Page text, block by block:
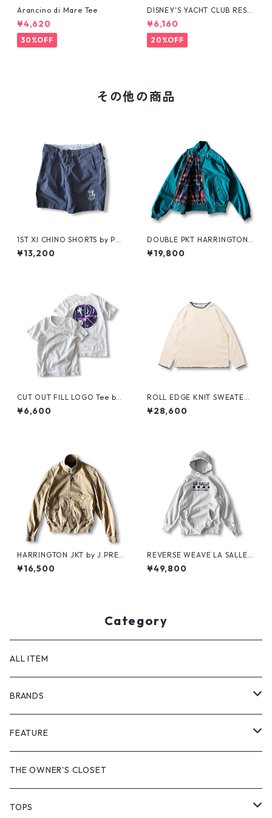
Arancino di Mare Tee
¥4,620
30%OFF
DISNEY'S YACHT CLUB RESO
RT Tee
¥6,160
20%OFF
その他の商品
1ST XI CHINO SHORTS by Pol
o Ralph Lauren
¥13,200
DOUBLE PKT HARRINGTON J
KT by LANDS'END
¥19,800
CUT OUT FILL LOGO Tee by
Polar Skate Co.
¥6,600
ROLL EDGE KNIT SWEATER
by Little Yarmouth
¥28,600
HARRINGTON JKT by J.PRES
S
¥16,500
REVERSE WEAVE LA SALLE
MILITARY ACADEMY by CHA
MPION
¥49,800
Category
ALL ITEM
BRANDS
GHOST ALMOSTBLACK
PRODUCT TWELVE
BAICYCLON
FEATURE
NEW VINTAGE
Supreme
VINTAGE OUTDOOR
THE OWNER'S CLOSET
TOPS